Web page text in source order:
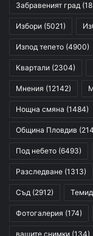
Забравеният град
Избори (5021)
Изпод тепето (4900)
Квартали (2304)
Мнения (12142)
Нощна смяна (1484)
Община Пловдив
Под небето (6493)
Разследване (1313)
Съд (2912)
Фотогалерия (174)
вашите снимки (134)